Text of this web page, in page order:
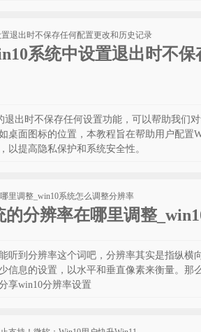
系统中设置退出时不
退出时不保存任何设置功能，可以帮助我们
桌面图标的位置，本教程旨在帮助用户配置
以提高隐私保护和系统安全性。
的分辨率在哪里调整
听到分辨率这个词吧，分辨率其实是指纵横
信息的设置，以水平和垂直像素来衡量。那
享win10分辨率设置